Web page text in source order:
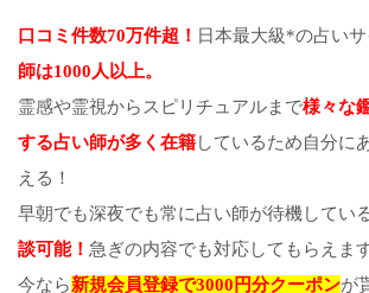
口コミ件数70万件超！ 日本最大級*の占いサ
師は1000人以上。
霊感や霊視からスピリチュアルまで様々な
する占い師が多く在籍しているため自分に
える！
早朝でも深夜でも常に占い師が待機してい
談可能！ 急ぎの内容でも対応してもらえます
今なら新規会員登録で3000円分クーポンが